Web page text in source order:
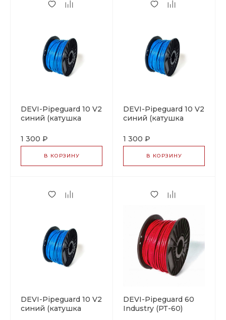
DEVI-Pipeguard 10 V2
синий (катушка
саморегулирующийся
греющий кабель
1 300 ₽
В КОРЗИНУ
DEVI-Pipeguard 10 V2
синий (катушка
саморегулирующийся
греющий кабель
1 300 ₽
В КОРЗИНУ
DEVI-Pipeguard 10 V2
синий (катушка
DEVI-Pipeguard 60
Industry (РТ-60)